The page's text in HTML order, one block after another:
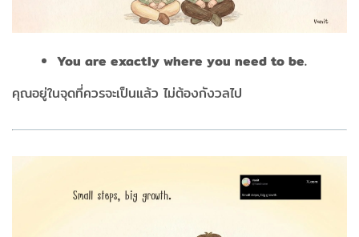
You are exactly where you need to be.
คุณอยู่ในจุดที่ควรจะเป็นแล้ว ไม่ต้องกังวลไป